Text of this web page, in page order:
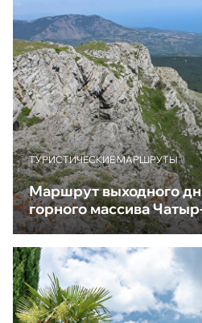
ТУРИСТИЧЕСКИЕ МАРШРУТЫ
Маршрут выходного
горного массива